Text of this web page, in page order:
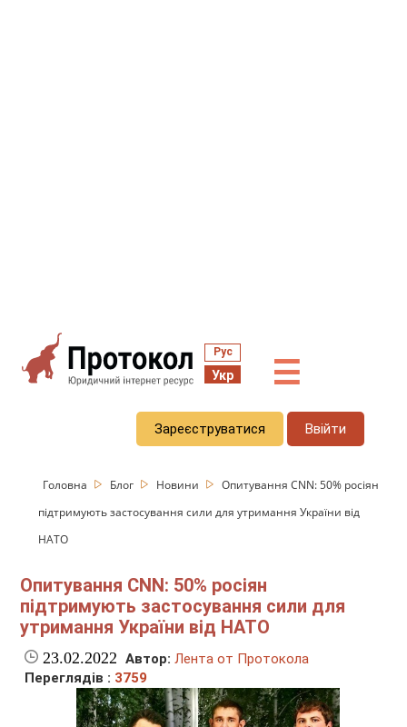
Рус
Укр ☰
Зареєструватися Ввійти
Головна Блог Новини
Опитування CNN: 50% росіян
підтримують застосування сили для утримання України від
НАТО
Опитування CNN: 50% росіян
підтримують застосування сили для
утримання України від НАТО
23.02.2022 Автор: Лента от Протокола
Переглядів : 3759